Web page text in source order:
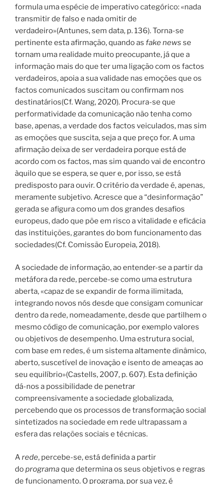
formula uma espécie de imperativo categórico: «nada
transmitir de falso e nada omitir de
verdadeiro»(Antunes, sem data, p. 136). Torna-se
pertinente esta afirmação, quando as fake news se
tornam uma realidade muito preocupante, já que a
informação mais do que ter uma ligação com os factos
verdadeiros, apoia a sua validade nas emoções que os
factos comunicados suscitam ou confirmam nos
destinatários(Cf. Wang, 2020). Procura-se que
performatividade da comunicação não tenha como
base, apenas, a verdade dos factos veiculados, mas sim
as emoções que suscita, seja a que preço for. A uma
afirmação deixa de ser verdadeira porque está de
acordo com os factos, mas sim quando vai de encontro
àquilo que se espera, se quer e, por isso, se está
predisposto para ouvir. O critério da verdade é, apenas,
meramente subjetivo. Acresce que a “desinformação”
gerada se afigura como um dos grandes desafios
europeus, dado que põe em risco a vitalidade e eficácia
das instituições, garantes do bom funcionamento das
sociedades(Cf. Comissão Europeia, 2018).
A sociedade de informação, ao entender-se a partir da
metáfora da rede, percebe-se como uma estrutura
aberta, «capaz de se expandir de forma ilimitada,
integrando novos nós desde que consigam comunicar
dentro da rede, nomeadamente, desde que partilhem o
mesmo código de comunicação, por exemplo valores
ou objetivos de desempenho. Uma estrutura social,
com base em redes, é um sistema altamente dinâmico,
aberto, suscetível de inovação e isento de ameaças ao
seu equilíbrio»(Castells, 2007, p. 607). Esta definição
dá-nos a possibilidade de penetrar
compreensivamente a sociedade globalizada,
percebendo que os processos de transformação social
sintetizados na sociedade em rede ultrapassam a
esfera das relações sociais e técnicas.
Arede, percebe-se, está definida a partir
doprogramaque determina os seus objetivos e regras
de funcionamento. O programa, por sua vez, é